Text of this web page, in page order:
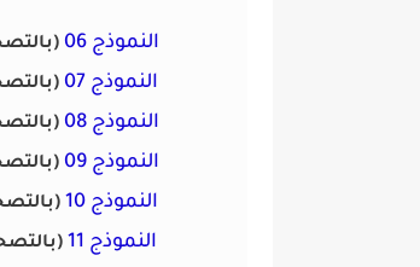
(بالتصحيح) النموذج 06
(بالتصحيح) النموذج 07
(بالتصحيح) النموذج 08
(بالتصحيح) النموذج 09
(بالتصحيح) النموذج 10
(بالتصحيح) النموذج 11